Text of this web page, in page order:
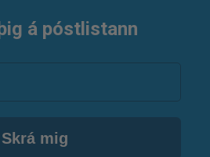
á póstlistann
Skrá mig